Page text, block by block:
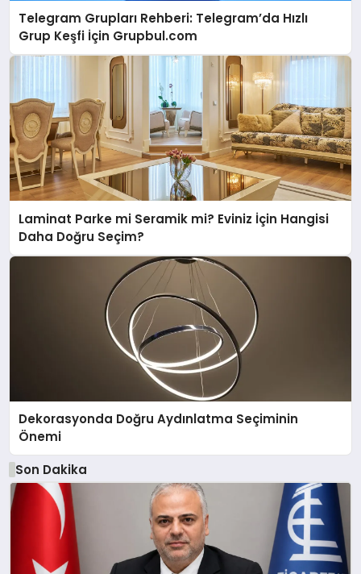
Telegram Grupları Rehberi: Telegram’da Hızlı
Grup Keşfi İçin Grupbul.com
Laminat Parke mi Seramik mi? Eviniz İçin Hangisi
Daha Doğru Seçim?
Dekorasyonda Doğru Aydınlatma Seçiminin
Önemi
Son Dakika